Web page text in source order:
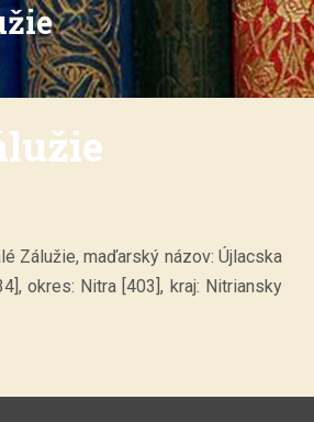
Zálužie, maďarský názov: Újlacska
okres: Nitra [403], kraj: Nitriansky